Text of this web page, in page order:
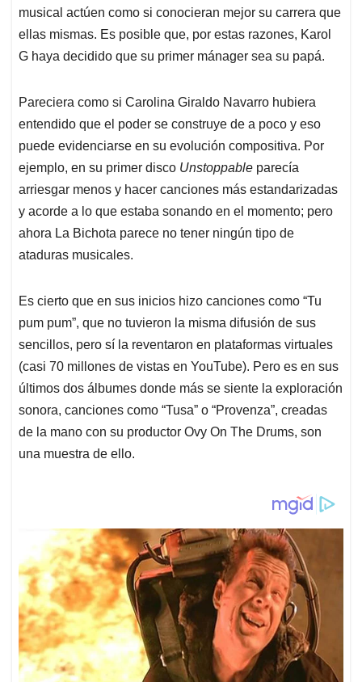
musical actúen como si conocieran mejor su carrera que
ellas mismas. Es posible que, por estas razones, Karol
G haya decidido que su primer mánager sea su papá.
Pareciera como si Carolina Giraldo Navarro hubiera
entendido que el poder se construye de a poco y eso
puede evidenciarse en su evolución compositiva. Por
ejemplo, en su primer disco Unstoppable parecía
arriesgar menos y hacer canciones más estandarizadas
y acorde a lo que estaba sonando en el momento; pero
ahora La Bichota parece no tener ningún tipo de
ataduras musicales.
Es cierto que en sus inicios hizo canciones como “Tu
pum pum”, que no tuvieron la misma difusión de sus
sencillos, pero sí la reventaron en plataformas virtuales
(casi 70 millones de vistas en YouTube). Pero es en sus
últimos dos álbumes donde más se siente la exploración
sonora, canciones como “Tusa” o “Provenza”, creadas
de la mano con su productor Ovy On The Drums, son
una muestra de ello.